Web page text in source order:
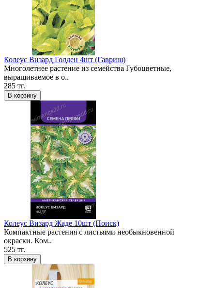
Колеус Визард Голден 4шт (Гавриш)
Многолетнее растение из семейства Губоцветные,
выращиваемое в о..
285 тг.
В корзину
Колеус Визард Жаде 10шт (Поиск)
Компактные растения с листьями необыкновенной
окраски. Ком..
525 тг.
В корзину